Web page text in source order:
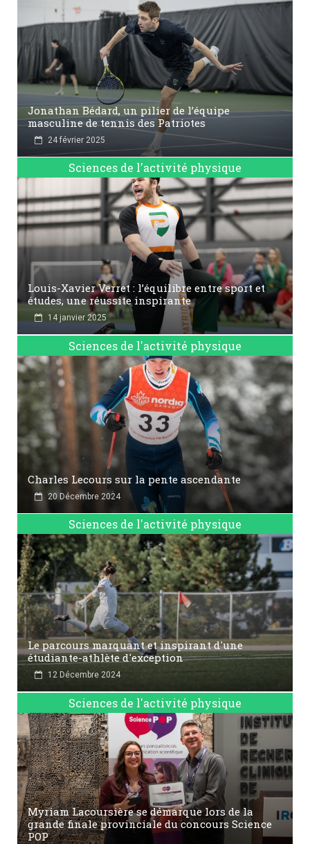
Jonathan Bédard, un pilier de l’équipe
masculine de tennis des Patriotes
24 février 2025
Sciences de l'activité physique
Louis-Xavier Verret : l’équilibre entre sport et
études, une réussite inspirante
14 janvier 2025
Sciences de l'activité physique
Charles Lecours sur la pente ascendante
20 Décembre 2024
Sciences de l'activité physique
Le parcours marquant et inspirant d'une
étudiante-athlète d'exception
12 Décembre 2024
Sciences de l'activité physique
Myriam Lacoursière se démarque lors de la
grande finale provinciale du concours Science
POP